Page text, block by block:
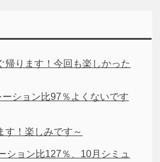
帰ります！今回も楽しかった
ション比97％よくないです
す！楽しみです～
ション比127％、10月シミュ